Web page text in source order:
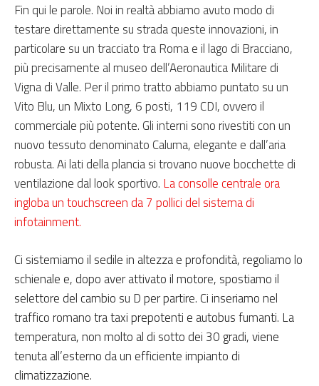
Fin qui le parole. Noi in realtà abbiamo avuto modo di
testare direttamente su strada queste innovazioni, in
particolare su un tracciato tra Roma e il lago di Bracciano,
più precisamente al museo dell’Aeronautica Militare di
Vigna di Valle. Per il primo tratto abbiamo puntato su un
Vito Blu, un Mixto Long, 6 posti, 119 CDI, ovvero il
commerciale più potente. Gli interni sono rivestiti con un
nuovo tessuto denominato Caluma, elegante e dall’aria
robusta. Ai lati della plancia si trovano nuove bocchette di
ventilazione dal look sportivo. La consolle centrale ora
ingloba un touchscreen da 7 pollici del sistema di
infotainment.
Ci sistemiamo il sedile in altezza e profondità, regoliamo lo
schienale e, dopo aver attivato il motore, spostiamo il
selettore del cambio su D per partire. Ci inseriamo nel
traffico romano tra taxi prepotenti e autobus fumanti. La
temperatura, non molto al di sotto dei 30 gradi, viene
tenuta all’esterno da un efficiente impianto di
climatizzazione.